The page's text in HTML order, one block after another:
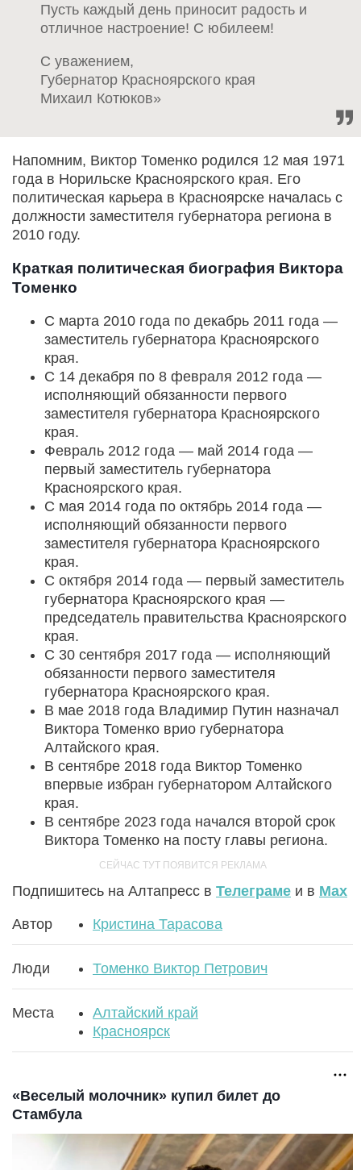
Пусть каждый день приносит радость и
отличное настроение! С юбилеем!
С уважением,
Губернатор Красноярского края
Михаил Котюков»
Напомним, Виктор Томенко родился 12 мая 1971
года в Норильске Красноярского края. Его
политическая карьера в Красноярске началась с
должности заместителя губернатора региона в
2010 году.
Краткая политическая биография Виктора
Томенко
С марта 2010 года по декабрь 2011 года —
заместитель губернатора Красноярского
края.
С 14 декабря по 8 февраля 2012 года —
исполняющий обязанности первого
заместителя губернатора Красноярского
края.
Февраль 2012 года — май 2014 года —
первый заместитель губернатора
Красноярского края.
С мая 2014 года по октябрь 2014 года —
исполняющий обязанности первого
заместителя губернатора Красноярского
края.
С октября 2014 года — первый заместитель
губернатора Красноярского края —
председатель правительства Красноярского
края.
С 30 сентября 2017 года — исполняющий
обязанности первого заместителя
губернатора Красноярского края.
В мае 2018 года Владимир Путин назначал
Виктора Томенко врио губернатора
Алтайского края.
В сентябре 2018 года Виктор Томенко
впервые избран губернатором Алтайского
края.
В сентябре 2023 года начался второй срок
Виктора Томенко на посту главы региона.
Подпишитесь на Алтапресс в Телеграме и в Max
Автор Кристина Тарасова
Люди Томенко Виктор Петрович
Места
Алтайский край
Красноярск
«Веселый молочник» купил билет до
Стамбула